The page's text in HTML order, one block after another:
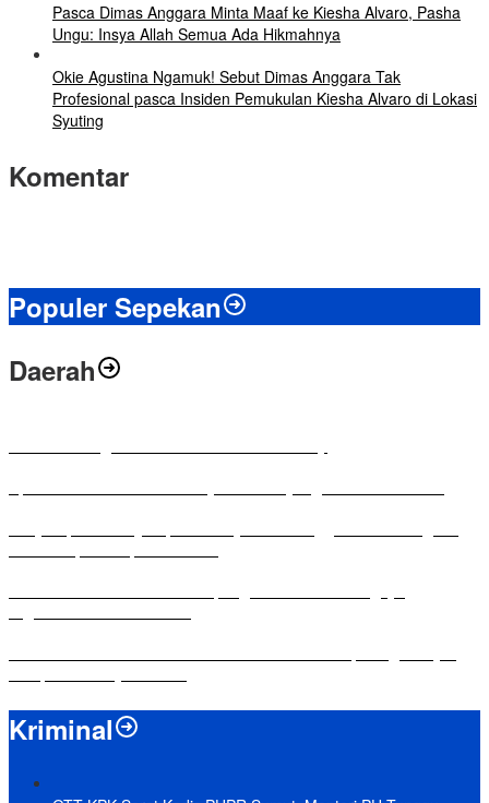
Pasca Dimas Anggara Minta Maaf ke Kiesha Alvaro, Pasha
Ungu: Insya Allah Semua Ada Hikmahnya
Okie Agustina Ngamuk! Sebut Dimas Anggara Tak
Profesional pasca Insiden Pemukulan Kiesha Alvaro di Lokasi
Syuting
Komentar
Populer Sepekan
Daerah
Kriminal